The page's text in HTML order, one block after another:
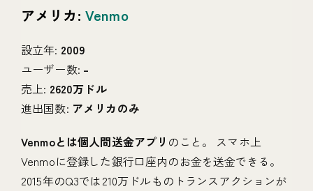
アメリカ: Venmo
設立年: 2009
ユーザー数: –
売上: 2620万ドル
進出国数: アメリカのみ
Venmoとは個人間送金アプリ のこと。
スマホ上
Venmoに登録した銀行口座内のお金を送金できる。
2015年のQ3では210万ドルものトランスアクションが